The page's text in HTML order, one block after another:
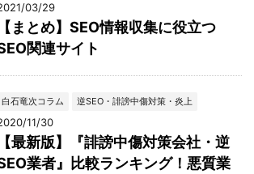
03/29
【まとめ】SEO情報収集に役立つ
関連サイト
白石竜次コラム 逆SEO・誹謗中傷対策・炎上
11/30
【最新版】『誹謗中傷対策会社・逆
業者』比較ランキング！悪質業